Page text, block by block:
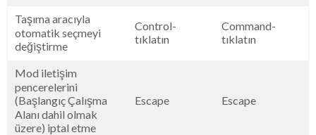
Taşıma aracıyla
otomatik seçmeyi
değiştirme
Control-
tıklatın
Command-
tıklatın
Mod iletişim
pencerelerini
(Başlangıç Çalışma
Alanı dahil olmak
üzere) iptal etme
Escape Escape